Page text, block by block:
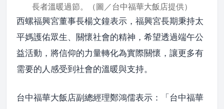
長者溫暖過節。（圖／台中福華大飯店提供）
西螺福興宮董事長楊文鐘表示，福興宮長期秉持太
平媽護佑眾生、關懷社會的精神，希望透過端午公
益活動，將信仰的力量轉化為實際關懷，讓更多有
需要的人感受到社會的溫暖與支持。
台中福華大飯店副總經理鄭鴻儒表示：「台中福華